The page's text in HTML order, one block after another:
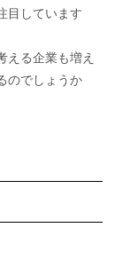
目しています
る企業も増え
のでしょうか